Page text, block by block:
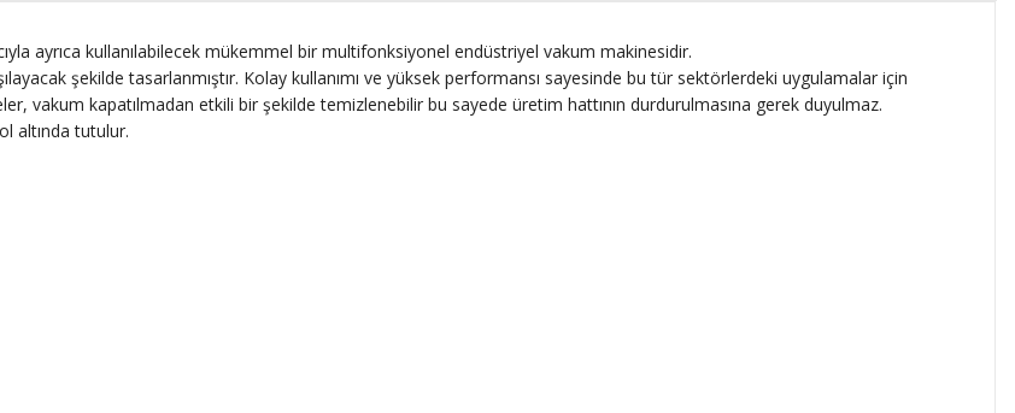
ayrıca kullanılabilecek mükemmel bir multifonksiyonel endüstriyel vakum makinesidir.
şekilde tasarlanmıştır. Kolay kullanımı ve yüksek performansı sayesinde bu tür sektörlerdeki uygulamalar için
vakum kapatılmadan etkili bir şekilde temizlenebilir bu sayede üretim hattının durdurulmasına gerek duyulmaz.
altında tutulur.